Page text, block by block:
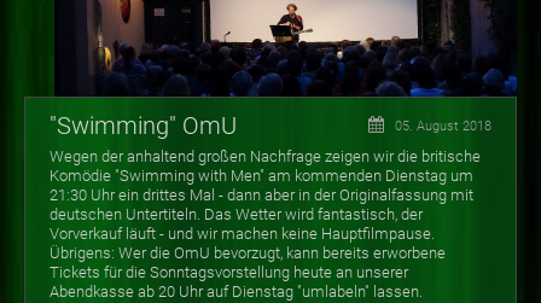
"Swimming" OmU 05. August 2018
Wegen der anhaltend großen Nachfrage zeigen wir die britische
Komödie "Swimming with Men" am kommenden Dienstag um
21:30 Uhr ein drittes Mal - dann aber in der Originalfassung mit
deutschen Untertiteln. Das Wetter wird fantastisch, der
Vorverkauf läuft - und wir machen keine Hauptfilmpause.
Übrigens: Wer die OmU bevorzugt, kann bereits erworbene
Tickets für die Sonntagsvorstellung heute an unserer
Abendkasse ab 20 Uhr auf Dienstag "umlabeln" lassen.